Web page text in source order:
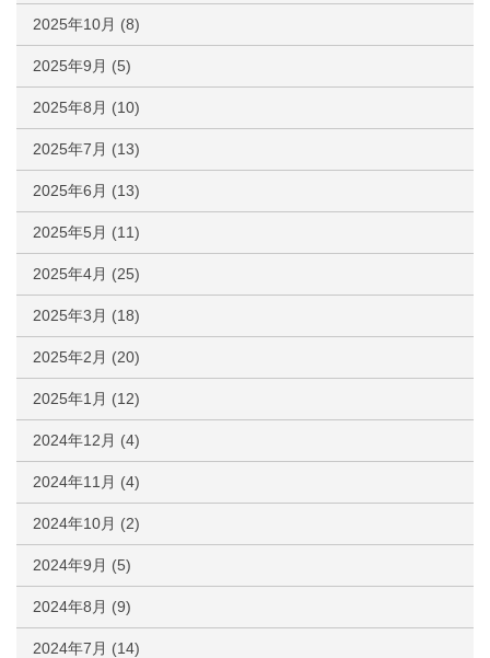
2025年10月 (8)
2025年9月 (5)
2025年8月 (10)
2025年7月 (13)
2025年6月 (13)
2025年5月 (11)
2025年4月 (25)
2025年3月 (18)
2025年2月 (20)
2025年1月 (12)
2024年12月 (4)
2024年11月 (4)
2024年10月 (2)
2024年9月 (5)
2024年8月 (9)
2024年7月 (14)